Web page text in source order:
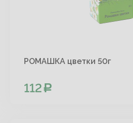
РОМАШКА цветки 50г
112